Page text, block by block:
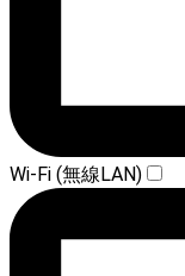
Wi-Fi (無線LAN)